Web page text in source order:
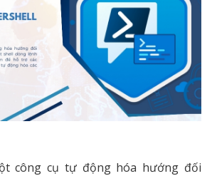
công cụ tự động hóa hướng đối